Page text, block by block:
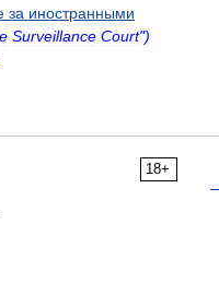
за иностранными
Surveillance Court")
18+